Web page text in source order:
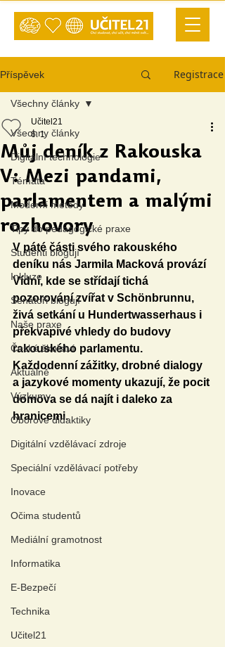
Příspěvek Registrace
Všechny články
Digitální technologie
Témata
Moderní metody
Tipy do pedagogické praxe
Studenti blogují
Inkluze
Senátoři blogují
Naše praxe
České školství
Aktuálně
Výzkumy
Oborové didaktiky
Digitální vzdělávací zdroje
Speciální vzdělávací potřeby
Inovace
Očima studentů
Mediální gramotnost
Informatika
E-Bezpečí
Technika
Učitel21
Všechny články
Můj deník z Rakouska
V: Mezi pandami,
parlamentem a malými
rozhovory
Učitel21
6. 1.
V páté části svého rakouského
deníku nás Jarmila Macková provází
Vídní, kde se střídají tichá
pozorování zvířat v Schönbrunnu,
živá setkání u Hundertwasserhaus i
překvapivé vhledy do budovy
rakouského parlamentu.
Každodenní zážitky, drobné dialogy
a jazykové momenty ukazují, že pocit
domova se dá najít i daleko za
hranicemi.